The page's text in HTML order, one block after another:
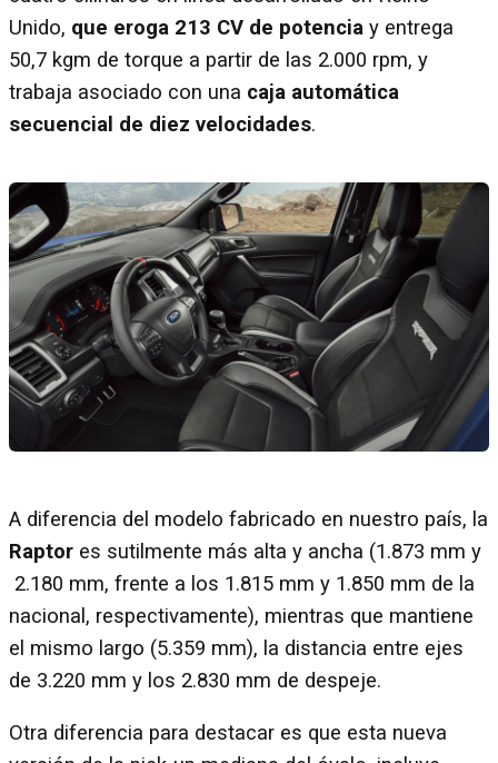
Unido, que eroga 213 CV de potencia y entrega
50,7 kgm de torque a partir de las 2.000 rpm, y
trabaja asociado con una caja automática
secuencial de diez velocidades.
A diferencia del modelo fabricado en nuestro país, la
Raptor es sutilmente más alta y ancha (1.873 mm y
2.180 mm, frente a los 1.815 mm y 1.850 mm de la
nacional, respectivamente), mientras que mantiene
el mismo largo (5.359 mm), la distancia entre ejes
de 3.220 mm y los 2.830 mm de despeje.
Otra diferencia para destacar es que esta nueva